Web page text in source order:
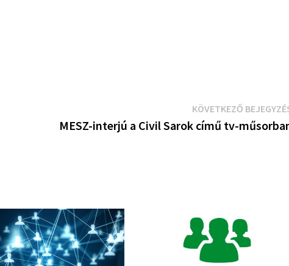
KÖVETKEZŐ
MESZ-interjú a Civil Sarok című tv-